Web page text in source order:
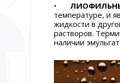
•
температуре, и
жидкости в
растворов.
наличии